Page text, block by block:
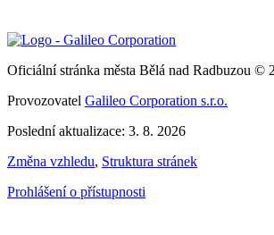
Oficiální stránka města Bělá nad Radbuzou ©
Provozovatel Galileo Corporation s.r.o.
Poslední aktualizace: 3. 8. 2026
Změna vzhledu, Struktura stránek
Prohlášení o přístupnosti